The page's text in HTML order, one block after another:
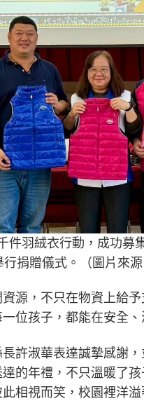
件羽絨衣行動，成功募
捐贈儀式。（圖片來源
源，不只在物資上給
位孩子，都能在安全
許淑華表達誠摯感謝
的年禮，不只溫暖了
相視而笑，校園裡洋溢